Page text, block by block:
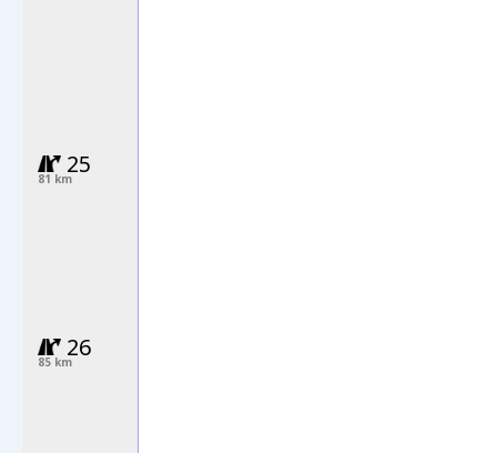
25
81 km
26
85 km